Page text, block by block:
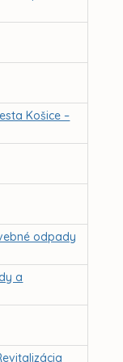
Košice –
odpady
a